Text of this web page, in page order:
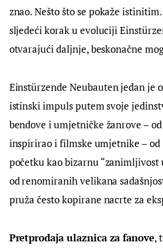
znao. Nešto što se pokaže
sljedeći korak u evoluciji
otvarajući daljnje, beskonačne
Einstürzende Neubauten jedan
istinski impuls putem svoje
bendove i umjetničke žanrove –
inspirirao i filmske umjetnike –
početku kao bizarnu
od renomiranih velikana
pruža često kopirane nacrte za
Pretprodaja ulaznica za fanove,